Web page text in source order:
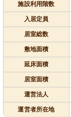
施設利用階数
入居定員
居室総数
敷地面積
延床面積
居室面積
運営法人
運営者所在地